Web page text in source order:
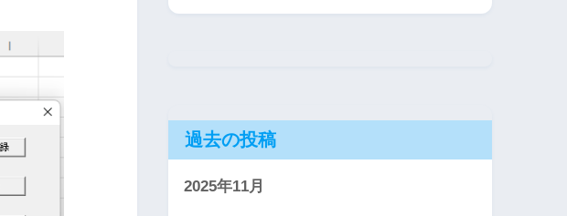
過去の投稿
2025年11月